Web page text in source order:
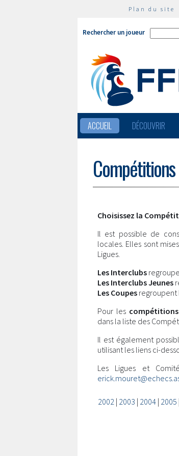
Plan du site
Rechercher un joueur
ACCUEIL DÉCOUVRIR
Choisissez la
Il est possible de
locales. Elles sont
Ligues.
Les Interclubs
Les Interclubs Jeunes
Les Coupes regroupent
Pour les
dans la liste des
Il est également
utilisant les liens ci-
Les Ligues et
2002| 2003 | 2004| 2005